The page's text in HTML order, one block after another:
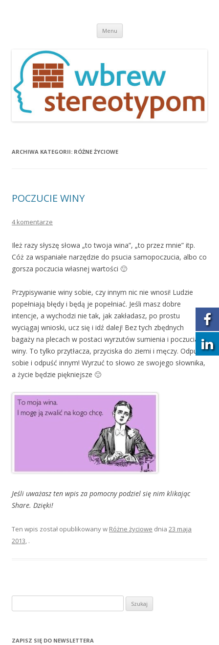
Menu Przeskocz
treści
ARCHIWA KATEGORII: RÓŻNE ŻYCIOWE
POCZUCIE WINY
4 komentarze
Ileż razy słyszę słowa „to twoja wina”, „to przez mnie” itp.
Cóż za wspaniałe narzędzie do psucia samopoczucia, albo co
gorsza poczucia własnej wartości 🙂
Przypisywanie winy sobie, czy innym nic nie wnosi! Ludzie
popełniają błędy i będą je popełniać. Jeśli masz dobre
intencje, a wychodzi nie tak, jak zakładasz, po prostu
wyciągaj wnioski, ucz się i idź dalej! Bez tych zbędnych
bagaży na plecach w postaci wyrzutów sumienia i poczucia
winy. To tylko przytłacza, przyciska do ziemi i męczy. Odpuść
sobie i odpuść innym! Wyrzuć to słowo ze swojego słownika,
a życie będzie piękniejsze 🙂
Jeśli uważasz ten wpis za pomocnypodziel się nim klikając
Share. Dzięki!
Ten wpis został opublikowany w Różne życiowe dnia 23 maja
2013, .
z
k
ZAPISZ SIĘ DO NEWSLETTERA